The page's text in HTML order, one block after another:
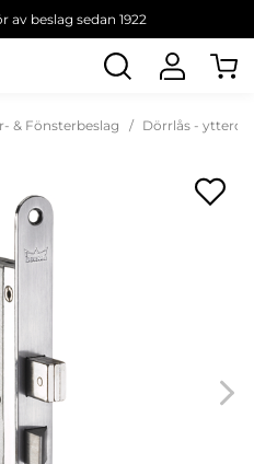
av beslag sedan 1922
& Fönsterbeslag Dörrlås -